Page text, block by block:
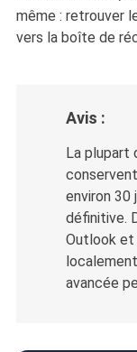
même : retrouver
vers la boîte de
Avis :
La plupart
environ 30
définitive.
Outlook et
avancée